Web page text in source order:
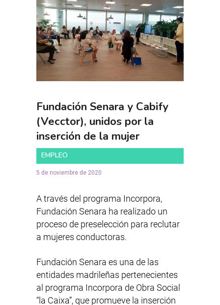
Fundación Senara y Cabify
(Vecctor), unidos por la
inserción de la mujer
EMPLEO
5 de noviembre de 2020
A través del programa Incorpora,
Fundación Senara ha realizado un
proceso de preselección para reclutar
a mujeres conductoras.
Fundación Senara es una de las
entidades madrileñas pertenecientes
al programa Incorpora de Obra Social
“la Caixa”, que promueve la inserción